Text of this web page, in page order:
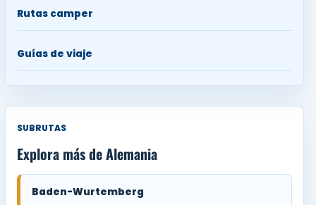
Rutas camper
Guías de viaje
SUBRUTAS
Explora más de Alemania
Baden-Wurtemberg